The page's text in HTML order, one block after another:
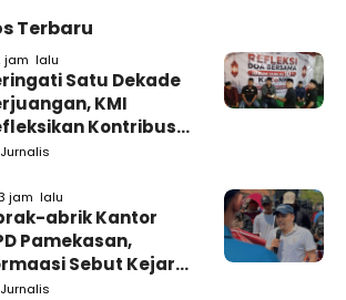
Terbaru
jam lalu
Satu Dekade
KMI
Kontribusi
Masyarakat
Jurnalis
jam lalu
abrik Kantor
Pamekasan,
Sebut Kejari
Jurnalis